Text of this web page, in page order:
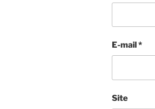
E-mail *
Site